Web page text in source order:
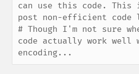
can use this code. This
post non-efficient
# Though I'm not sure
code actually work
encoding...